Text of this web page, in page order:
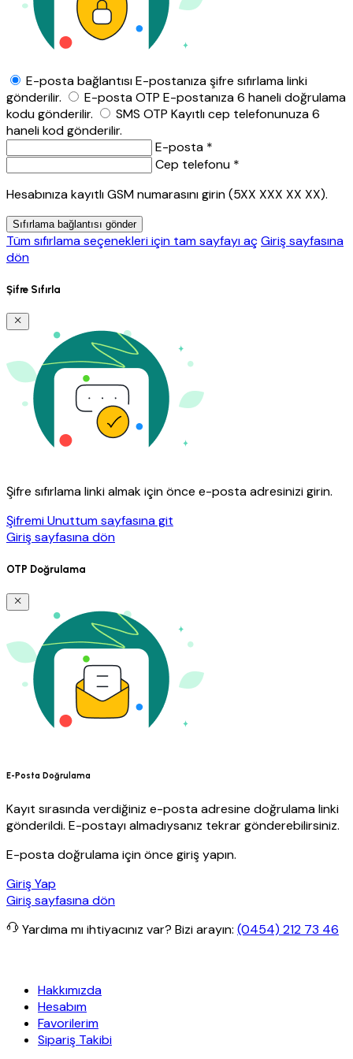
E-posta bağlantısıE-postanıza şifre sıfırlama linki
gönderilir.
E-posta OTP E-postanıza 6 haneli doğrulama
kodu gönderilir.
SMS OTP Kayıtlı cep telefonunuza 6
haneli kod gönderilir.
E-posta *
Cep telefonu *
Hesabınıza kayıtlı GSM numarasını girin (5XX XXX XX XX).
Sıfırlama bağlantısı gönder
Tüm sıfırlama seçenekleri için tam sayfayı açGiriş sayfasına
dön
Şifre Sıfırla
Şifre sıfırlama linki almak için önce e-posta adresinizi girin.
Şifremi Unuttum sayfasına git
Giriş sayfasına dön
OTP Doğrulama
E-Posta Doğrulama
Kayıt sırasında verdiğiniz e-posta adresine doğrulama linki
gönderildi. E-postayı almadıysanız tekrar gönderebilirsiniz.
E-posta doğrulama için önce giriş yapın.
Giriş Yap
Giriş sayfasına dön
Yardıma mı ihtiyacınız var? Bizi arayın: (0454) 212 73 46
Hakkımızda
Hesabım
Favorilerim
Sipariş Takibi